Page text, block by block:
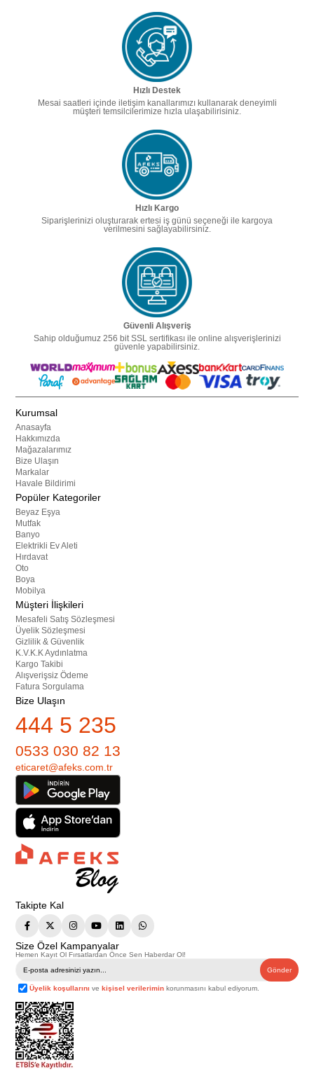
Hızlı Destek
Mesai saatleri içinde iletişim kanallarımızı kullanarak deneyimli
müşteri temsilcilerimize hızla ulaşabilirisiniz.
Hızlı Kargo
Siparişlerinizi oluşturarak ertesi iş günü seçeneği ile kargoya
verilmesini sağlayabilirsiniz.
Güvenli Alışveriş
Sahip olduğumuz 256 bit SSL sertifikası ile online alışverişlerinizi
güvenle yapabilirsiniz.
Kurumsal
Anasayfa
Hakkımızda
Mağazalarımız
Bize Ulaşın
Markalar
Havale Bildirimi
Popüler Kategoriler
Beyaz Eşya
Mutfak
Banyo
Elektrikli Ev Aleti
Hırdavat
Oto
Boya
Mobilya
Müşteri İlişkileri
Mesafeli Satış Sözleşmesi
Üyelik Sözleşmesi
Gizlilik & Güvenlik
K.V.K.K Aydınlatma
Kargo Takibi
Alışverişsiz Ödeme
Fatura Sorgulama
Bize Ulaşın
444 5 235
0533 030 82 13
eticaret@afeks.com.tr
Takipte Kal
Size Özel Kampanyalar
Hemen Kayıt Ol Fırsatlardan Önce Sen Haberdar Ol!
Gönder
Üyelik koşullarını vekişisel verilerimin korunmasını kabul ediyorum.